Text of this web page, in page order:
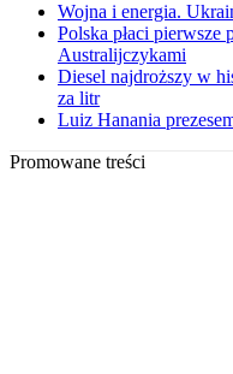
Wojna i energia.
Polska płaci pierwsze
Australijczykami
Diesel najdroższy w
za litr
Luiz Hanania
Promowane treści